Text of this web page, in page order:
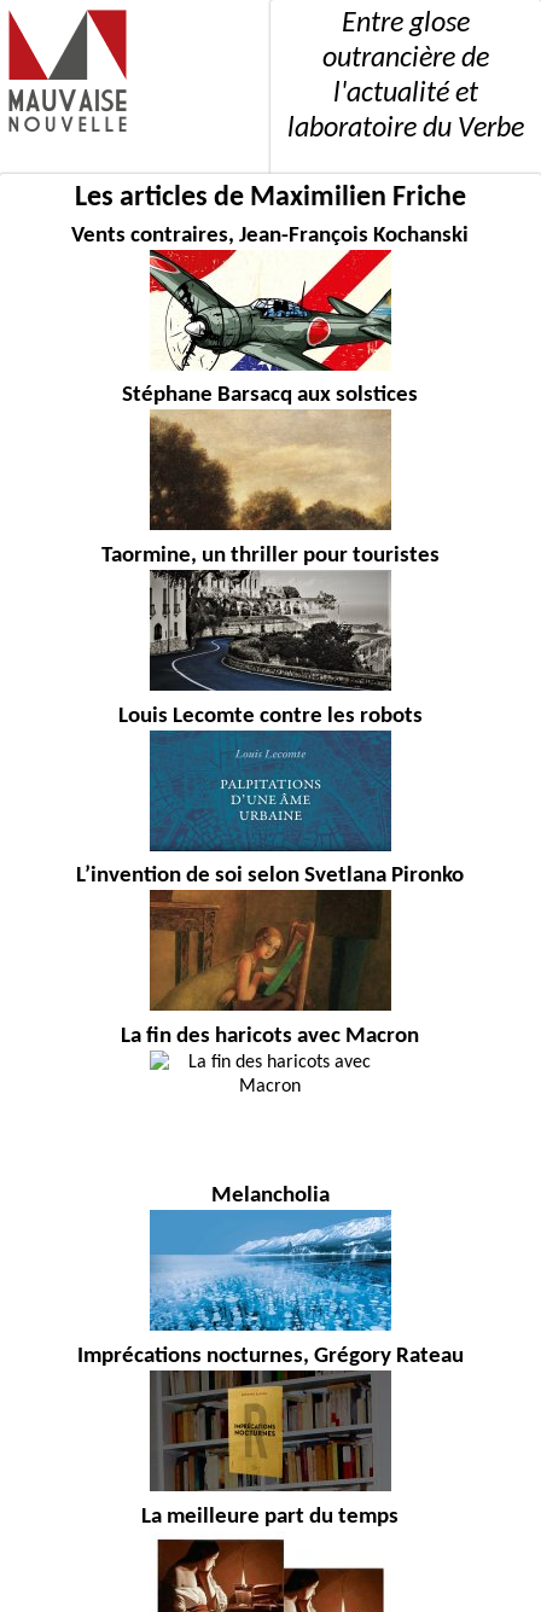
Entre glose
outrancière de
l'actualité et
laboratoire du Verbe
Les articles de Maximilien Friche
Vents contraires, Jean-François Kochanski
Stéphane Barsacq aux solstices
Taormine, un thriller pour touristes
Louis Lecomte contre les robots
L’invention de soi selon Svetlana Pironko
La fin des haricots avec Macron
Melancholia
Imprécations nocturnes, Grégory Rateau
La meilleure part du temps